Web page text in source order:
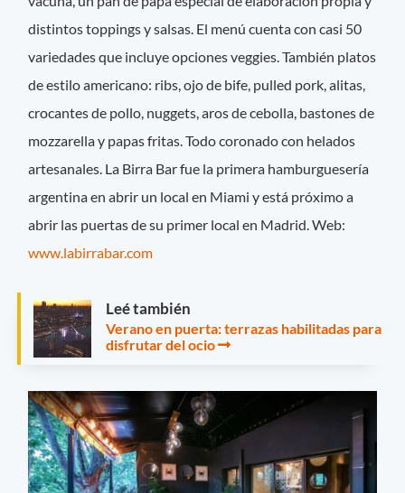
distintos toppings y salsas. El menú cuenta con casi 50
variedades que incluye opciones veggies. También platos
de estilo americano: ribs, ojo de bife, pulled pork, alitas,
crocantes de pollo, nuggets, aros de cebolla, bastones de
mozzarella y papas fritas. Todo coronado con helados
artesanales. La Birra Bar fue la primera hamburguesería
argentina en abrir un local en Miami y está próximo a
abrir las puertas de su primer local en Madrid. Web:
www.labirrabar.com
Leé también
Verano en puerta: terrazas habilitadas para
disfrutar del ocio